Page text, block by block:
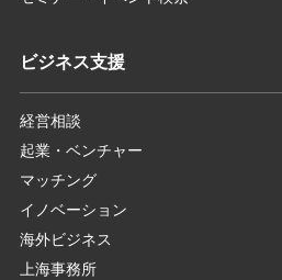
ビジネス支援
経営相談
起業・ベンチャー
マッチング
イノベーション
海外ビジネス
上海事務所